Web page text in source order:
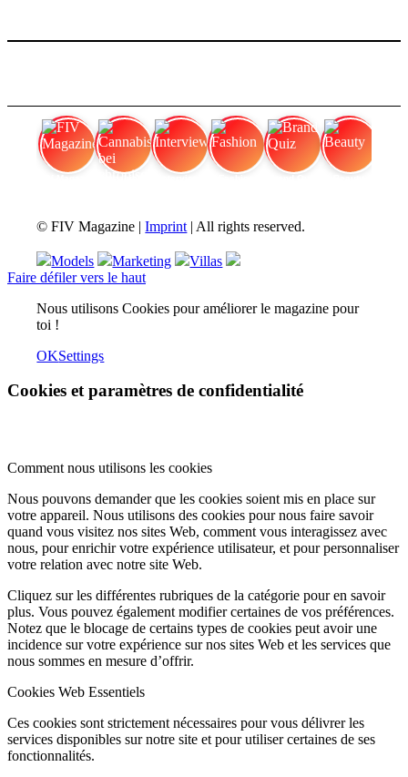
© FIV Magazine |Imprint | All rights reserved.
Models Marketing
Villas
Faire défiler vers le haut
Nous utilisons Cookies pour améliorer le magazine pour
toi !
OKSettings
Cookies et paramètres de confidentialité
Comment nous utilisons les cookies
Nous pouvons demander que les cookies soient mis en place sur
votre appareil. Nous utilisons des cookies pour nous faire savoir
quand vous visitez nos sites Web, comment vous interagissez avec
nous, pour enrichir votre expérience utilisateur, et pour personnaliser
votre relation avec notre site Web.
Cliquez sur les différentes rubriques de la catégorie pour en savoir
plus. Vous pouvez également modifier certaines de vos préférences.
Notez que le blocage de certains types de cookies peut avoir une
incidence sur votre expérience sur nos sites Web et les services que
nous sommes en mesure d’offrir.
Cookies Web Essentiels
Ces cookies sont strictement nécessaires pour vous délivrer les
services disponibles sur notre site et pour utiliser certaines de ses
fonctionnalités.